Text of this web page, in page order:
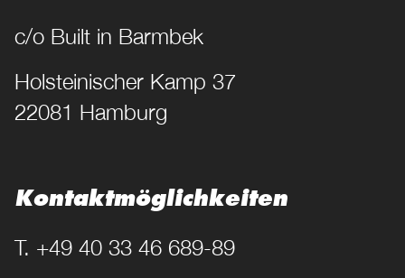
c/o Built in Barmbek
Holsteinischer Kamp 37
22081 Hamburg
Kontakt­möglichkeiten
T. +49 40 33 46 689-89